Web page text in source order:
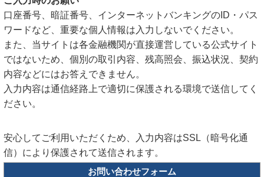
口座番号、暗証番号、インターネットバンキングのID・パス
ワードなど、重要な個人情報は入力しないでください。
また、当サイトは各金融機関が直接運営している公式サイト
ではないため、個別の取引内容、残高照会、振込状況、契約
内容などにはお答えできません。
入力内容は通信経路上で適切に保護される環境で送信してく
ださい。
安心してご利用いただくため、入力内容はSSL（暗号化通
信）により保護されて送信されます。
お問い合わせフォーム